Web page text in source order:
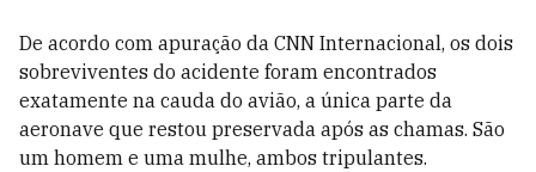
De acordo com apuração da CNN Internacional, os dois
sobreviventes do acidente foram encontrados
exatamente na cauda do avião, a única parte da
aeronave que restou preservada após as chamas. São
um homem e uma mulhe, ambos tripulantes.